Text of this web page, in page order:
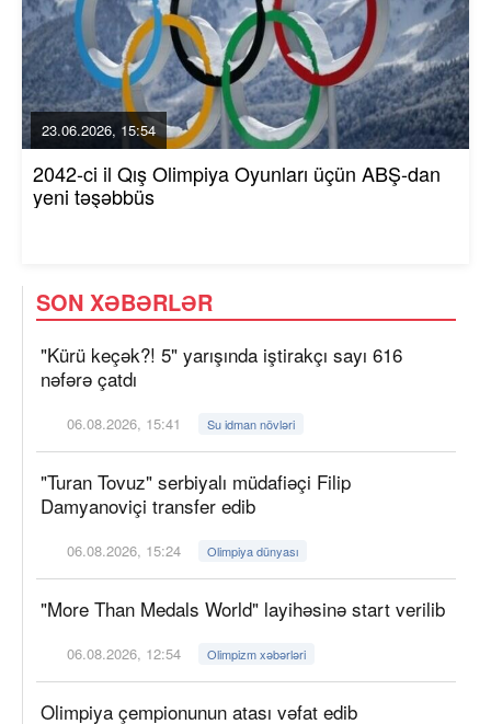
23.06.2026, 15:54
2042-ci il Qış Olimpiya Oyunları üçün ABŞ-dan
yeni təşəbbüs
SON XƏBƏRLƏR
"Kürü keçək?! 5" yarışında iştirakçı sayı 616
nəfərə çatdı
06.08.2026, 15:41 Su idman növləri
"Turan Tovuz" serbiyalı müdafiəçi Filip
Damyanoviçi transfer edib
06.08.2026, 15:24 Olimpiya dünyası
"More Than Medals World" layihəsinə start verilib
06.08.2026, 12:54 Olimpizm xəbərləri
Olimpiya çempionunun atası vəfat edib